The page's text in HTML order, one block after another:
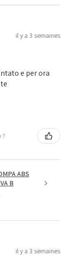
il y a 3 semaines
e per ora
?
ABS
B
il y a 3 semaines